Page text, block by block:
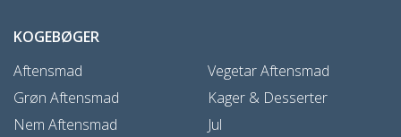
KOGEBØGER
Aftensmad
Grøn Aftensmad
Nem Aftensmad
Vegetar Aftensmad
Kager & Desserter
Jul